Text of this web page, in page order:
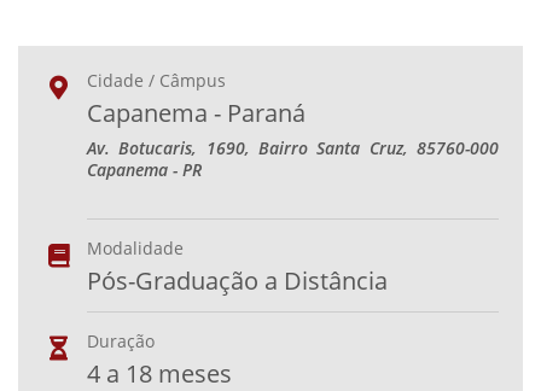
Cidade / Câmpus
Capanema - Paraná
Av. Botucaris, 1690, Bairro Santa Cruz, 85760-000
Capanema - PR
Modalidade
Pós-Graduação a Distância
Duração
4 a 18 meses